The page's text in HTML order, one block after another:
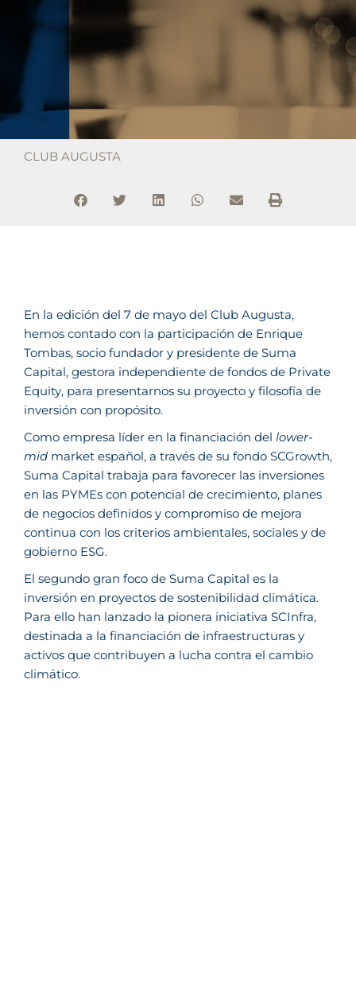
CLUB AUGUSTA
En la edición del 7 de mayo del Club Augusta,
hemos contado con la participación de Enrique
Tombas, socio fundador y presidente de Suma
Capital, gestora independiente de fondos de Private
Equity, para presentarnos su proyecto y filosofía de
inversión con propósito.
Como empresa líder en la financiación del lower-
mid market español, a través de su fondo SCGrowth,
Suma Capital trabaja para favorecer las inversiones
en las PYMEs con potencial de crecimiento, planes
de negocios definidos y compromiso de mejora
continua con los criterios ambientales, sociales y de
gobierno ESG.
El segundo gran foco de Suma Capital es la
inversión en proyectos de sostenibilidad climática.
Para ello han lanzado la pionera iniciativa SCInfra,
destinada a la financiación de infraestructuras y
activos que contribuyen a lucha contra el cambio
climático.